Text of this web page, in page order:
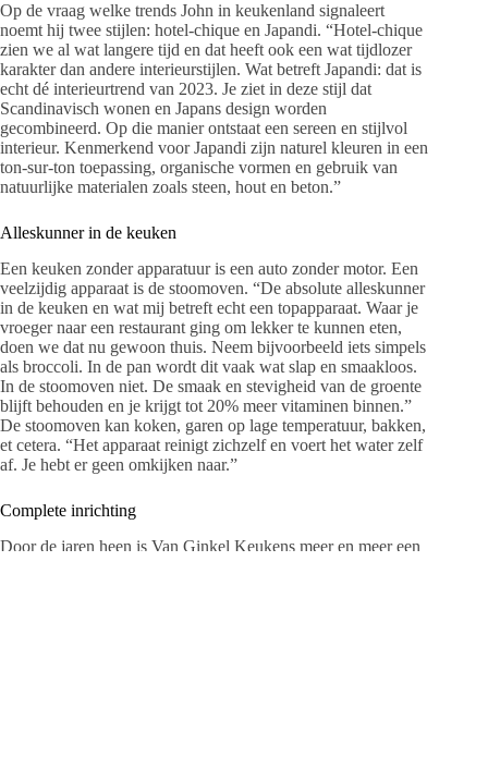
Op de vraag welke trends John in keukenland signaleert
noemt hij twee stijlen: hotel-chique en Japandi. “Hotel-chique
zien we al wat langere tijd en dat heeft ook een wat tijdlozer
karakter dan andere interieurstijlen. Wat betreft Japandi: dat is
echt dé interieurtrend van 2023. Je ziet in deze stijl dat
Scandinavisch wonen en Japans design worden
gecombineerd. Op die manier ontstaat een sereen en stijlvol
interieur. Kenmerkend voor Japandi zijn naturel kleuren in een
ton-sur-ton toepassing, organische vormen en gebruik van
natuurlijke materialen zoals steen, hout en beton.”
Alleskunner in de keuken
Een keuken zonder apparatuur is een auto zonder motor. Een
veelzijdig apparaat is de stoomoven. “De absolute alleskunner
in de keuken en wat mij betreft echt een topapparaat. Waar je
vroeger naar een restaurant ging om lekker te kunnen eten,
doen we dat nu gewoon thuis. Neem bijvoorbeeld iets simpels
als broccoli. In de pan wordt dit vaak wat slap en smaakloos.
In de stoomoven niet. De smaak en stevigheid van de groente
blijft behouden en je krijgt tot 20% meer vitaminen binnen.”
De stoomoven kan koken, garen op lage temperatuur, bakken,
et cetera. “Het apparaat reinigt zichzelf en voert het water zelf
af. Je hebt er geen omkijken naar.”
Complete inrichting
Door de jaren heen is Van Ginkel Keukens meer en meer een